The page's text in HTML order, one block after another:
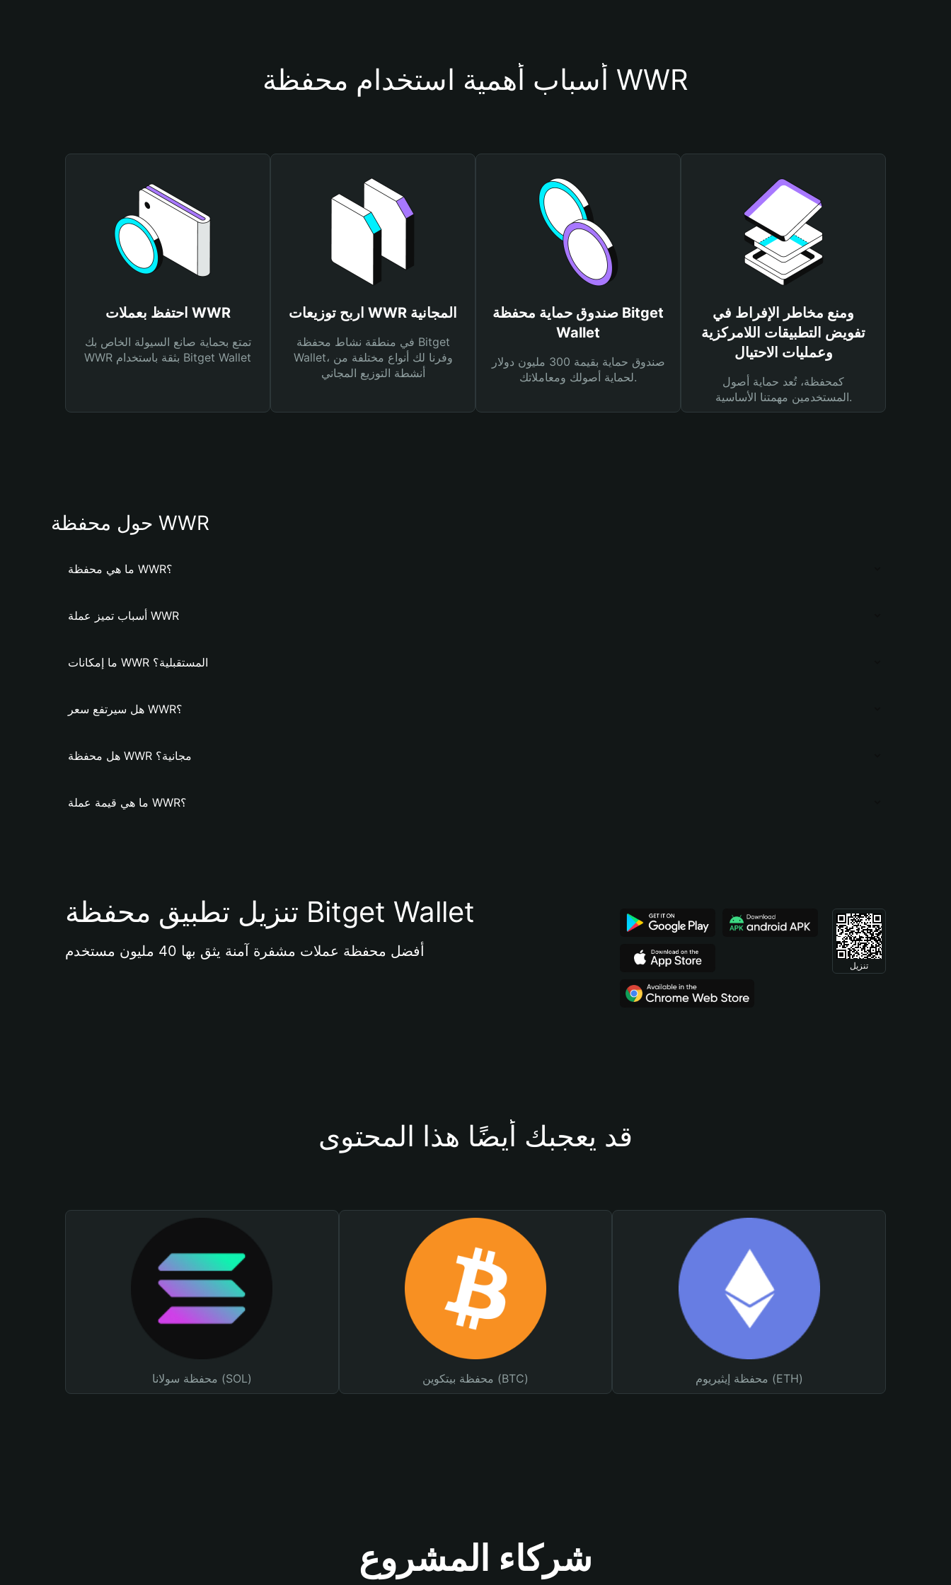
أسباب أهمية استخدام محفظة WWR
احتفظ بعملات WWR
تمتع بحماية صانع السيولة الخاص بك
WWR بثقة باستخدام Bitget Wallet
اربح توزيعات WWR المجانية
في منطقة نشاط محفظة Bitget
Wallet، وفرنا لك أنواع مختلفة من
أنشطة التوزيع المجاني
صندوق حماية محفظة Bitget
Wallet
صندوق حماية بقيمة 300 مليون دولار
لحماية أصولك ومعاملاتك.
ومنع مخاطر الإفراط في
تفويض التطبيقات اللامركزية
وعمليات الاحتيال
كمحفظة، تُعد حماية أصول
المستخدمين مهمتنا الأساسية.
حول محفظة WWR
ما هي محفظة WWR؟
أسباب تميز عملة WWR
ما إمكانات WWR المستقبلية؟
هل سيرتفع سعر WWR؟
هل محفظة WWR مجانية؟
ما هي قيمة عملة WWR؟
تنزيل تطبيق محفظة Bitget Wallet
أفضل محفظة عملات مشفرة آمنة يثق بها 40 مليون مستخدم
تنزيل
قد يعجبك أيضًا هذا المحتوى
محفظة سولانا (SOL) محفظة بيتكوين (BTC) محفظة إيثيريوم (ETH)
شركاء المشروع